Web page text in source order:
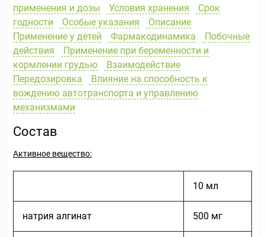
применения и дозы
Условия хранения
Срок
годности
Особые указания
Описание
Применение у детей
Фармакодинамика
Побочные
действия
Применение при беременности и
кормлении грудью
Взаимодействие
Передозировка
Влияние на способность к
вождению автотранспорта и управлению
механизмами
Состав
Активное вещество:
10 мл
натрия алгинат 500 мг